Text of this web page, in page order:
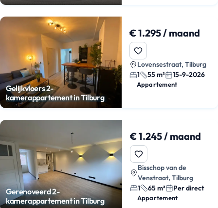
Gelijkvloers 2-
kamerappartement in Tilburg
€ 1.295 / maand
Lovensestraat, Tilburg
1
55 m² 15-9-2026
Appartement
Gerenoveerd 2-
kamerappartement in Tilburg
€ 1.245 / maand
Bisschop van de
Venstraat, Tilburg
1
65 m² Per direct
Appartement